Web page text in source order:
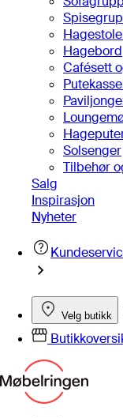
Hagebord
Cafésett
Solsenger
Tilbehør
Salg
Inspirasjon
Nyheter
Velg butikk